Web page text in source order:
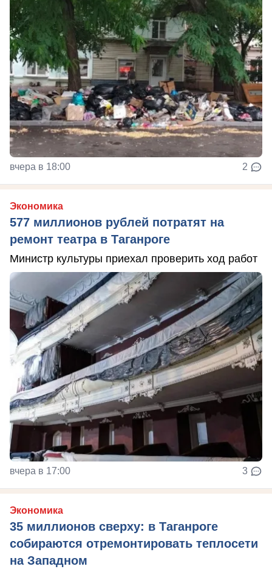
вчера в 18:00 2
Экономика
577 миллионов рублей потратят на
ремонт театра в Таганроге
Министр культуры приехал проверить ход работ
вчера в 17:00 3
Экономика
35 миллионов сверху: в Таганроге
собираются отремонтировать теплосети
на Западном